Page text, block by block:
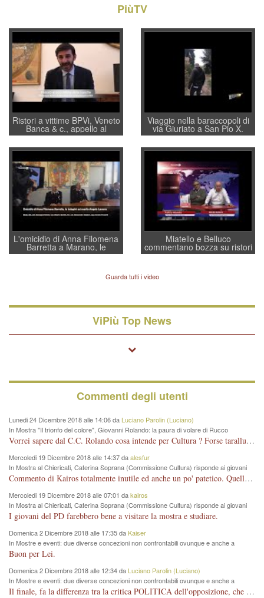
PiùTV
Ristori a vittime BPVi, Veneto
Banca & c., appello al
sottosegretario Alessio
Villarosa: per mettere ordine
convochi con Di Maio CNCU
a supporto della cabina di
regia al Mef
Viaggio nella baraccopoli di
via Giuriato a San Pio X.
Vicenza ai Vicentini: “faremo
un regalo di Natale ai
residenti”
L'omicidio di Anna Filomena
Barretta a Marano, le
indagini dei carabinieri di
Lavarra: più avvincenti di
quelle di... Barbara D'Urso
Miatello e Belluco
commentano bozza su ristori
BPVi e Veneto Banca
Guarda tutti i video
ViPiù Top News
Commenti degli utenti
Lunedi 24 Dicembre 2018 alle 14:06 da Luciano Parolin (Luciano)
In Mostra "Il trionfo del colore", Giovanni Rolando: la paura di volare di Rucco
Vorrei sapere dal C.C. Rolando cosa intende per Cultura ? Forse tarallucci, vino e sagre, o spaghetti tricolori del PD ? Il continuo (s)parlare della mostra a Palazzo Chiericati caro consigliere DANNEGGIA FORTEMENTE l'immagine della città TUTTA e fa deviare i consensi che in RUSSIA (badi bene ex U.R.S.S.) sono ECCELLENTI. A livello artistico l'evento è di alta Valenza culturale, COMPITO di Tutta la Cittadinanza fare il possibile per propagandare l'iniziativa senza farne UN CASO PARTITICO come fa Lei da sempre. Meno Gazebo + Partecipazione! E così sia. Amen.
Mercoledi 19 Dicembre 2018 alle 14:37 daalesfur
In Mostra al Chiericati, Caterina Soprana (Commissione Cultura) risponde ai giovani
del Pd: "realizzata a costo zero per il Comune"
Commento di Kairos totalmente inutile ed anche un po' patetico. Quella che è completamente mancata è stata la promozione internazionale dell'evento effettuata da chi lo sa fare, l'amministrazione in questo è stata totalmente assente relegando al provincialismo una mostra che meritava ben altre platee ed i risultati sono sotto gli occhi di tutti. Su questo bisogna parlare, il fatto di averla organizzata al Chiericati certo non ha aiutato ma è un aspetto secondario rispetto a quello della promozione. In città con le mostre organizzate da Goldin - che certo ha fatto principalmente i suoi interessi, ma ne ha comunque beneficiato la città in immagine e commercio per il centro - arrivavano giornalmente pullman carichi di turisti. Dove sono i turisti ora?
Mercoledi 19 Dicembre 2018 alle 07:01 dakairos
In Mostra al Chiericati, Caterina Soprana (Commissione Cultura) risponde ai giovani
del Pd: "realizzata a costo zero per il Comune"
I giovani del PD farebbero bene a visitare la mostra e studiare.
Domenica 2 Dicembre 2018 alle 17:35 daKaiser
In Mostre e eventi: due diverse concezioni non confrontabili ovunque e anche a
Vicenza
Buon per Lei.
Domenica 2 Dicembre 2018 alle 12:34 da Luciano Parolin (Luciano)
In Mostre e eventi: due diverse concezioni non confrontabili ovunque e anche a
Vicenza
Il finale, fa la differenza tra la critica POLITICA dell'opposizione, che ha perso le elezioni ed è minoranza e non trova altri argomenti per politicizzare sul sito qua o là ? La critica d'arte invece è un'altra cosa che lascio agli altri. Per ora mi basta la lezione magistrale del prof. Giulianati.